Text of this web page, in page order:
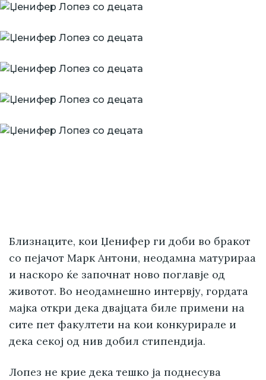
Близнаците, кои Џенифер ги доби во бракот
со пејачот Марк Антони, неодамна матурираа
и наскоро ќе започнат ново поглавје од
животот. Во неодамнешно интервју, гордата
мајка откри дека двајцата биле примени на
сите пет факултети на кои конкурирале и
дека секој од нив добил стипендија.
Лопез не крие дека тешко ја поднесува